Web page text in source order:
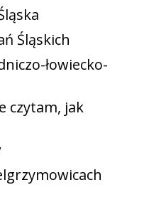
Śląskich
łowiecko-
czytam, jak